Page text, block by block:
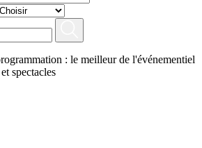
: le meilleur de l'événementiel
spectacles